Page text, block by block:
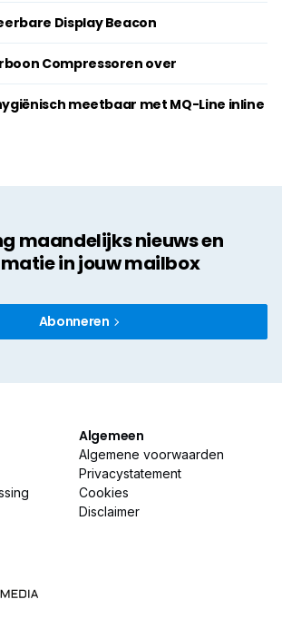
Display Beacon
Compressoren over
meetbaar met MQ-Line inline
maandelijks nieuws en
in jouw mailbox
Abonneren
Algemeen
Algemene voorwaarden
Privacystatement
Cookies
Disclaimer